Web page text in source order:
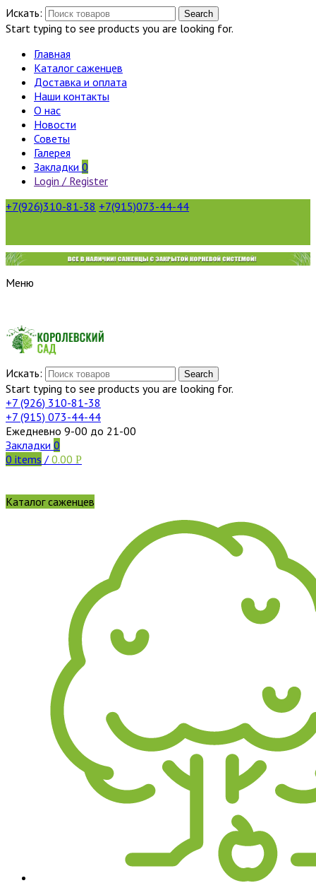
Искать: Search
Start typing to see products you are looking for.
Главная
Каталог саженцев
Доставка и оплата
Наши контакты
О нас
Новости
Советы
Галерея
Закладки 0
Login / Register
+7(926)310-81-38 +7(915)073-44-44
Меню
Искать: Search
Start typing to see products you are looking for.
+7 (926) 310-81-38
+7 (915) 073-44-44
Ежедневно 9-00 до 21-00
Закладки 0
0 items / 0.00 Р
Каталог саженцев